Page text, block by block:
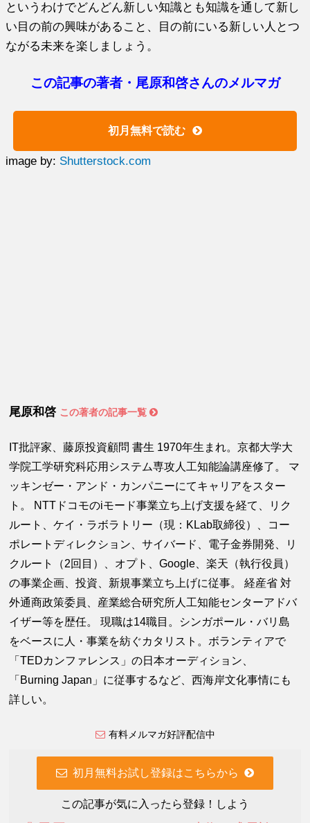
というわけでどんどん新しい知識とも知識を通して新し
い目の前の興味があること、目の前にいる新しい人とつ
ながる未来を楽しましょう。
この記事の著者・尾原和啓さんのメルマガ
初月無料で読む
image by: Shutterstock.com
尾原和啓 この著者の記事一覧
IT批評家、藤原投資顧問 書生 1970年生まれ。京都大学大
学院工学研究科応用システム専攻人工知能論講座修了。 マ
ッキンゼー・アンド・カンパニーにてキャリアをスター
ト。 NTTドコモのiモード事業立ち上げ支援を経て、リク
ルート、ケイ・ラボラトリー（現：KLab取締役）、コー
ポレートディレクション、サイバード、電子金券開発、リ
クルート（2回目）、オプト、Google、楽天（執行役員）
の事業企画、投資、新規事業立ち上げに従事。 経産省 対
外通商政策委員、産業総合研究所人工知能センターアドバ
イザー等を歴任。 現職は14職目。シンガポール・バリ島
をベースに人・事業を紡ぐカタリスト。ボランティアで
「TEDカンファレンス」の日本オーディション、
「Burning Japan」に従事するなど、西海岸文化事情にも
詳しい。
有料メルマガ好評配信中
初月無料お試し登録はこちらから
この記事が気に入ったら登録！しよう